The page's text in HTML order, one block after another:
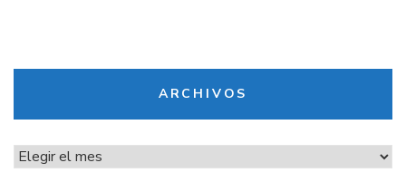
ARCHIVOS
Archivos